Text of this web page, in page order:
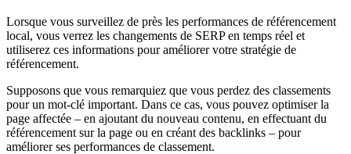
Lorsque vous surveillez de près les performances de référencement
local, vous verrez les changements de SERP en temps réel et
utiliserez ces informations pour améliorer votre stratégie de
référencement.
Supposons que vous remarquiez que vous perdez des classements
pour un mot-clé important. Dans ce cas, vous pouvez optimiser la
page affectée – en ajoutant du nouveau contenu, en effectuant du
référencement sur la page ou en créant des backlinks – pour
améliorer ses performances de classement.